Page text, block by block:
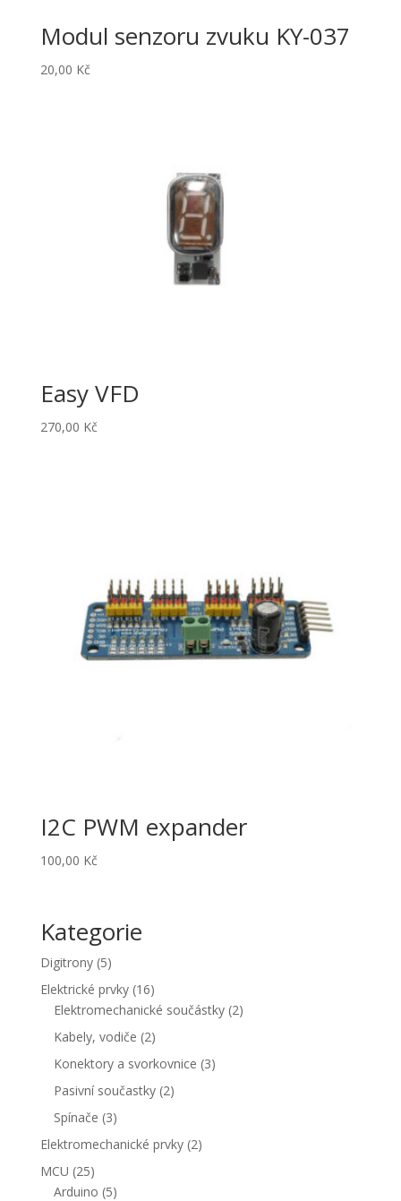
Modul senzoru zvuku KY-037
20,00 Kč
Easy VFD
270,00 Kč
I2C PWM expander
100,00 Kč
Kategorie
Digitrony 55
produktů
Elektrické prvky 1616
produktů
Elektromechanické součástky 22
Kabely, vodiče 22
produkty
Konektory a svorkovnice 33
Pasivní součastky 22
Spínače 33
produkty
Elektromechanické prvky 22
MCU 2525
produktů
Arduino 55